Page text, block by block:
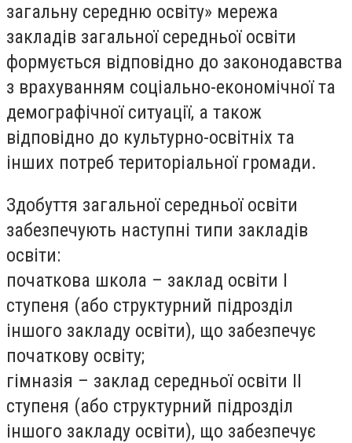
загальну середню освіту» мережа
закладів загальної середньої освіти
формується відповідно до законодавства
з врахуванням соціально-економічної та
демографічної ситуації, а також
відповідно до культурно-освітніх та
інших потреб територіальної громади.
Здобуття загальної середньої освіти
забезпечують наступні типи закладів
освіти:
початкова школа – заклад освіти I
ступеня (або структурний підрозділ
іншого закладу освіти), що забезпечує
початкову освіту;
гімназія – заклад середньої освіти II
ступеня (або структурний підрозділ
іншого закладу освіти), що забезпечує